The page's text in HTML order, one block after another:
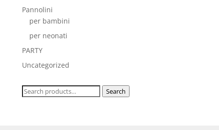
Pannolini
per bambini
per neonati
PARTY
Uncategorized
Search
Search